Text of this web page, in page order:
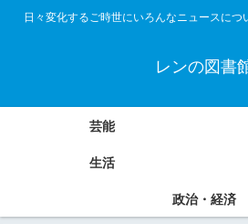
日々変化するご時世にいろんなニュースに
レンの図書
芸能
生活
政治・経済